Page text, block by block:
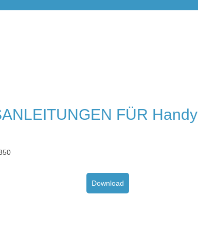
FÜR Handy
Download